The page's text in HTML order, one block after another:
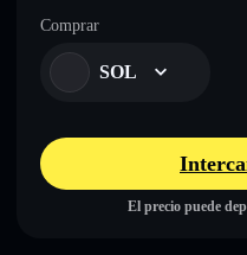
Comprar
SOL
El precio puede